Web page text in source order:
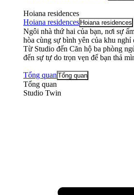
Hoiana residences
Hoiana residences Hoiana residences
Ngôi nhà thứ hai của bạn, nơi sự
hòa cùng sự bình yên của khu nghỉ
Từ Studio đến Căn hộ ba phòng
đến sự tự do trọn vẹn để bạn thả
Tổng quan Tổng quan
Tổng quan
Studio Twin